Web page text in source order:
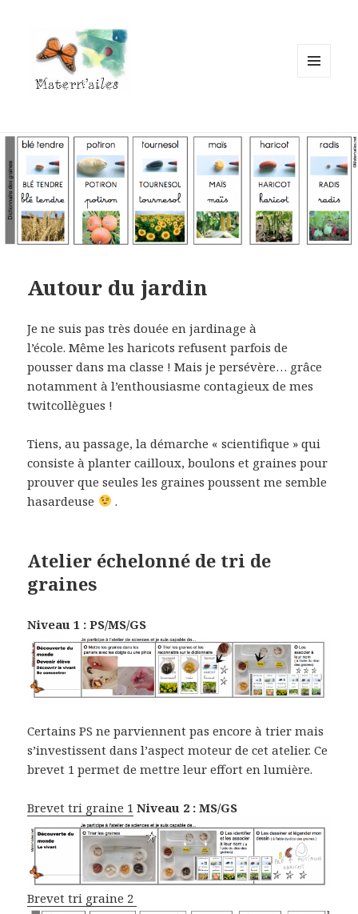
Autour du jardin
Je ne suis pas très douée en jardinage à
l’école. Même les haricots refusent parfois de
pousser dans ma classe ! Mais je persévère… grâce
notamment à l’enthousiasme contagieux de mes
twitcollègues !
Tiens, au passage, la démarche « scientifique » qui
consiste à planter cailloux, boulons et graines pour
prouver que seules les graines poussent me semble
hasardeuse
.
Atelier échelonné de tri de
graines
Niveau 1 : PS/MS/GS
Certains PS ne parviennent pas encore à trier mais
s’investissent dans l’aspect moteur de cet atelier. Ce
brevet 1 permet de mettre leur effort en lumière.
Brevet tri graine 1 Niveau 2 : MS/GS
Brevet tri graine 2